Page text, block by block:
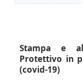
Stampa e
Protettivo in
(covid-19)